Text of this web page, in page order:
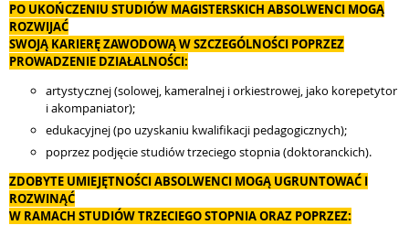
PO UKOŃCZENIU STUDIÓW MAGISTERSKICH ABSOLWENCI MOGĄ
ROZWIJAĆ
SWOJĄ KARIERĘ ZAWODOWĄ W SZCZEGÓLNOŚCI POPRZEZ
PROWADZENIE DZIAŁALNOŚCI:
artystycznej (solowej, kameralnej i orkiestrowej, jako korepetytor
i akompaniator);
edukacyjnej (po uzyskaniu kwalifikacji pedagogicznych);
poprzez podjęcie studiów trzeciego stopnia (doktoranckich).
ZDOBYTE UMIEJĘTNOŚCI ABSOLWENCI MOGĄ UGRUNTOWAĆ I
ROZWINĄĆ
W RAMACH STUDIÓW TRZECIEGO STOPNIA ORAZ POPRZEZ: